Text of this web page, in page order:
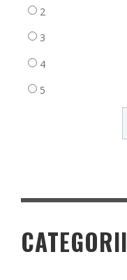
2
3
4
5
CATEGORII